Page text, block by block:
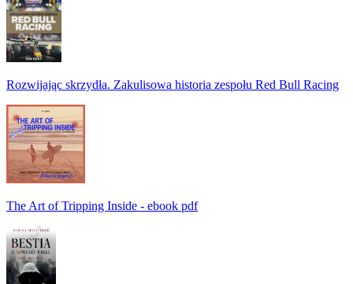
Rozwijając skrzydła. Zakulisowa historia zespołu Red Bull Racing
The Art of Tripping Inside - ebook pdf